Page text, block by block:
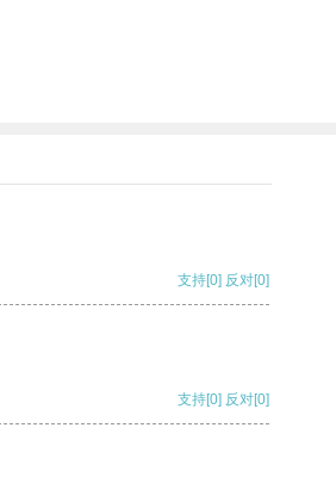
支持[0] 反对[0]
支持[0] 反对[0]